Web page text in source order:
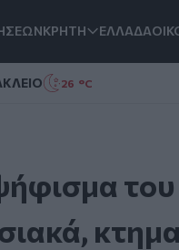
ΚΡΗΤΗ ΕΛΛΑΔΑ
26 °C
του